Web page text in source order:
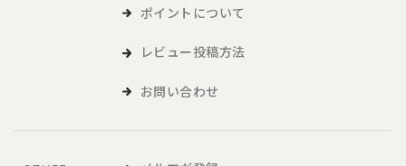
1．利用者は、本規約に同意の上、本規約および当社が別途定める
ご利用ガイドなどに従い、本サービスを利用するものとしま
ポイントについて
レビュー投稿方法
お問い合わせ